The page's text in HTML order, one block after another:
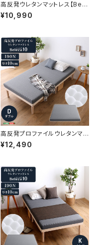
高反発ウレタンマットレス【Bele
za5-ベレーザ・ファイブ-】(キン
グ) ORM-05K
¥10,990
高反発プロファイルウレタンマッ
トレス【Beleza10-ベレーザ・テ
ン-】(ダブル) ORM-10D
¥12,490